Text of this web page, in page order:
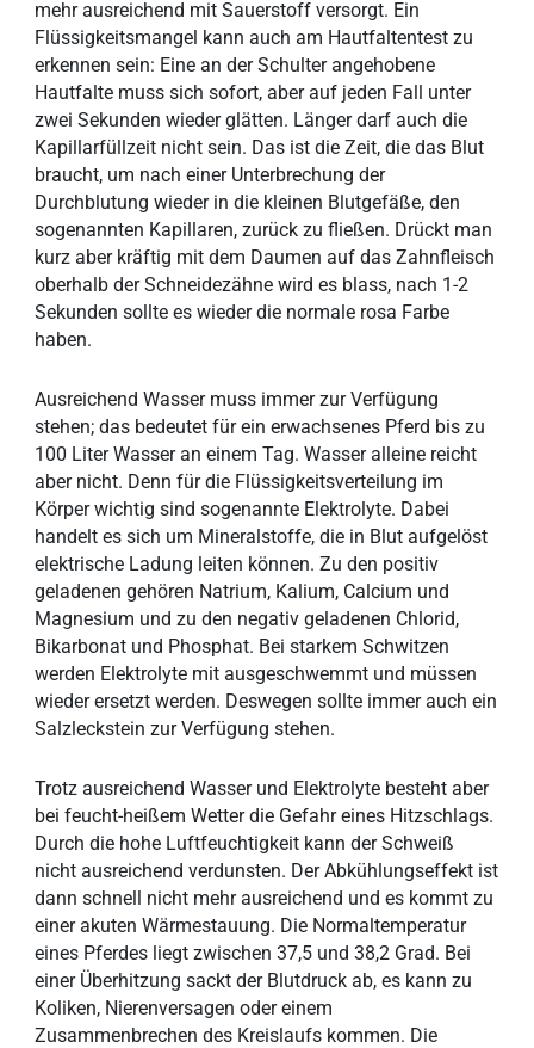
mehr ausreichend mit Sauerstoff versorgt. Ein
Flüssigkeitsmangel kann auch am Hautfaltentest zu
erkennen sein: Eine an der Schulter angehobene
Hautfalte muss sich sofort, aber auf jeden Fall unter
zwei Sekunden wieder glätten. Länger darf auch die
Kapillarfüllzeit nicht sein. Das ist die Zeit, die das Blut
braucht, um nach einer Unterbrechung der
Durchblutung wieder in die kleinen Blutgefäße, den
sogenannten Kapillaren, zurück zu fließen. Drückt man
kurz aber kräftig mit dem Daumen auf das Zahnfleisch
oberhalb der Schneidezähne wird es blass, nach 1-2
Sekunden sollte es wieder die normale rosa Farbe
haben.
Ausreichend Wasser muss immer zur Verfügung
stehen; das bedeutet für ein erwachsenes Pferd bis zu
100 Liter Wasser an einem Tag. Wasser alleine reicht
aber nicht. Denn für die Flüssigkeitsverteilung im
Körper wichtig sind sogenannte Elektrolyte. Dabei
handelt es sich um Mineralstoffe, die in Blut aufgelöst
elektrische Ladung leiten können. Zu den positiv
geladenen gehören Natrium, Kalium, Calcium und
Magnesium und zu den negativ geladenen Chlorid,
Bikarbonat und Phosphat. Bei starkem Schwitzen
werden Elektrolyte mit ausgeschwemmt und müssen
wieder ersetzt werden. Deswegen sollte immer auch ein
Salzleckstein zur Verfügung stehen.
Trotz ausreichend Wasser und Elektrolyte besteht aber
bei feucht-heißem Wetter die Gefahr eines Hitzschlags.
Durch die hohe Luftfeuchtigkeit kann der Schweiß
nicht ausreichend verdunsten. Der Abkühlungseffekt ist
dann schnell nicht mehr ausreichend und es kommt zu
einer akuten Wärmestauung. Die Normaltemperatur
eines Pferdes liegt zwischen 37,5 und 38,2 Grad. Bei
einer Überhitzung sackt der Blutdruck ab, es kann zu
Koliken, Nierenversagen oder einem
Zusammenbrechen des Kreislaufs kommen. Die